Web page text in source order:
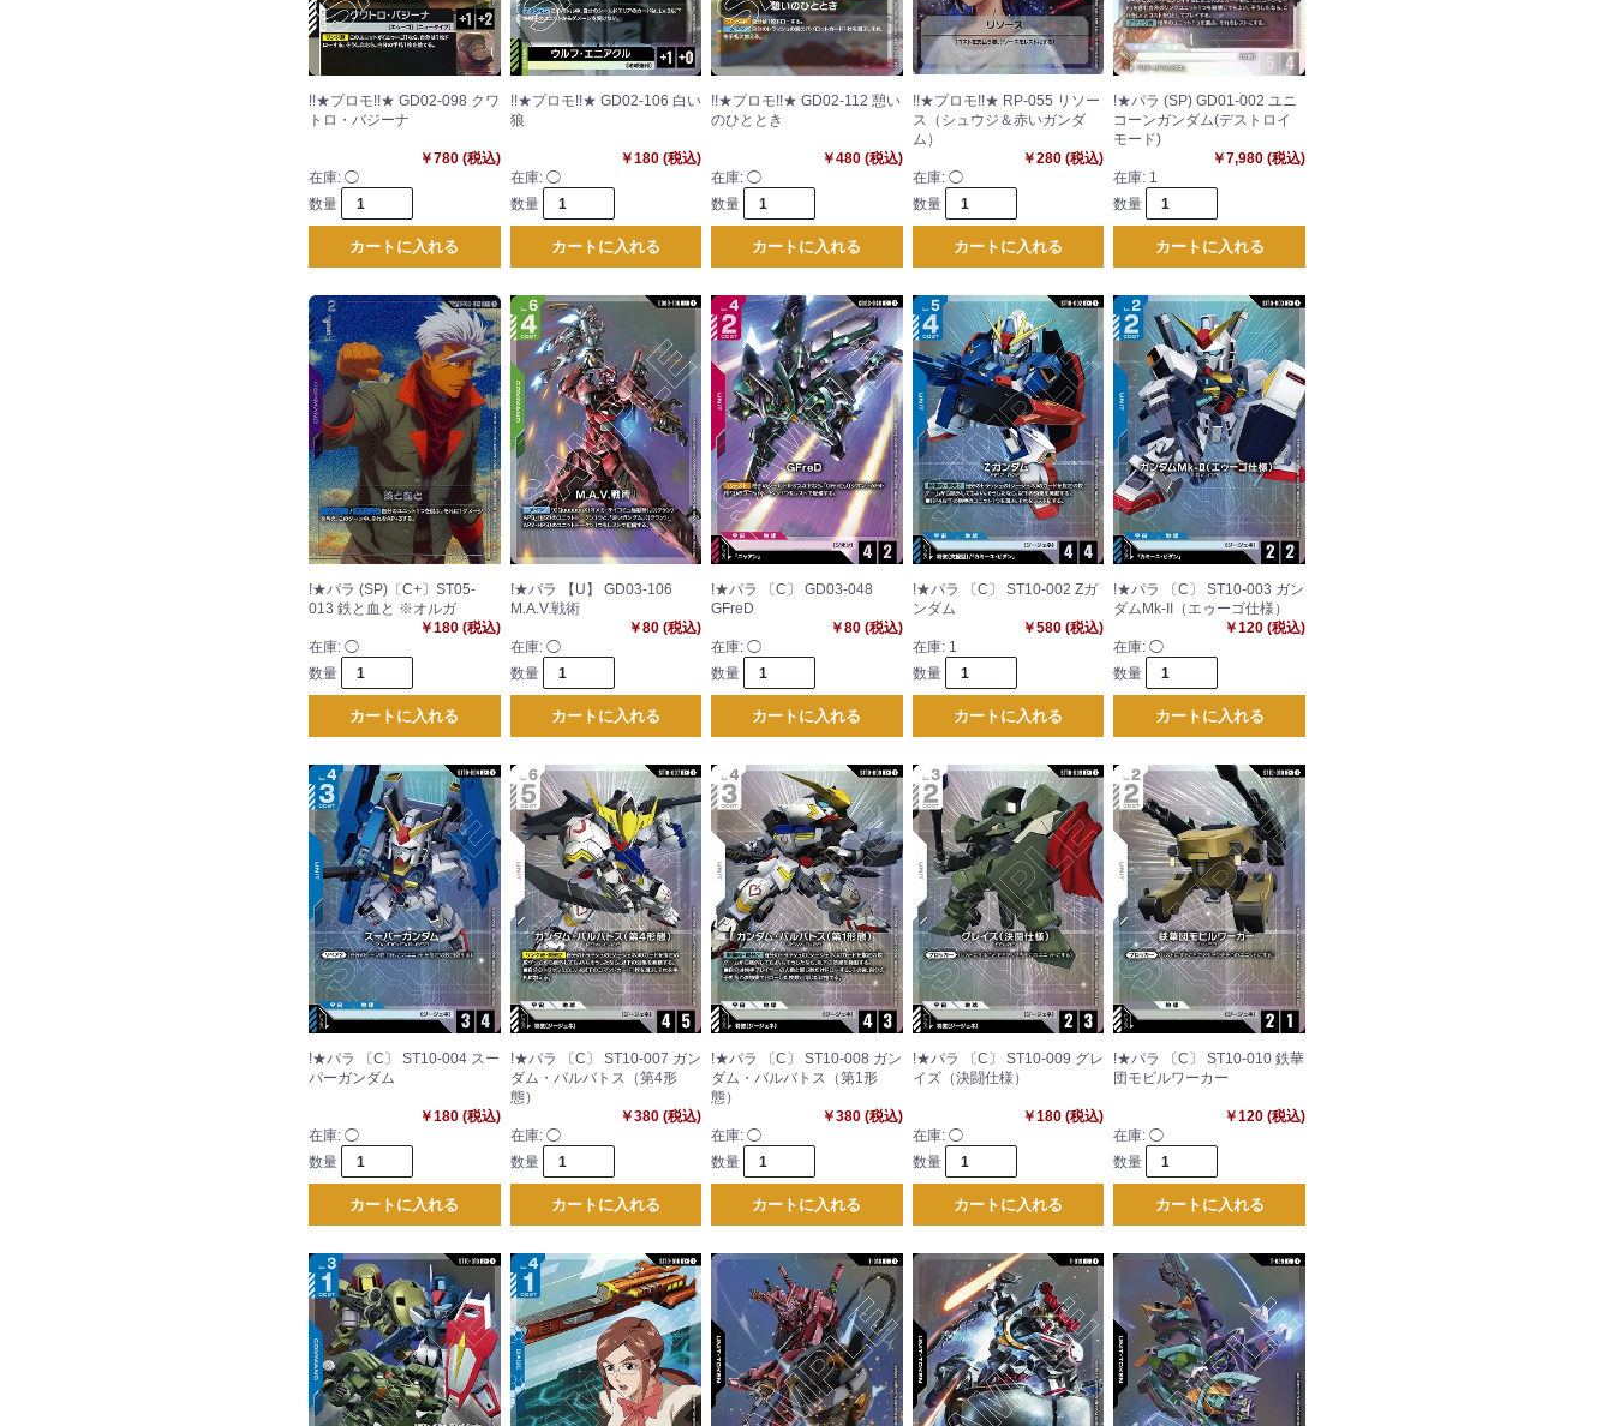
!!★プロモ!!★ GD02-098 クワ
トロ・バジーナ
￥780 (税込)
在庫: ◯
数量
カートに入れる
!!★プロモ!!★ GD02-106 白い
狼
￥180 (税込)
在庫: ◯
数量
カートに入れる
!!★プロモ!!★ GD02-112 憩い
のひととき
￥480 (税込)
在庫:◯
数量
カートに入れる
!!★プロモ!!★ RP-055 リソー
ス（シュウジ＆赤いガンダ
ム）
￥280 (税込)
在庫: ◯
数量
カートに入れる
!★パラ (SP) GD01-002 ユニ
コーンガンダム(デストロイ
モード)
￥7,980 (税込)
在庫: 1
数量
カートに入れる
!★パラ (SP)〔C+〕ST05-
013 鉄と血と ※オルガ
￥180 (税込)
在庫: ◯
数量
カートに入れる
!★パラ 【U】 GD03-106
M.A.V.戦術
￥80 (税込)
在庫: ◯
数量
カートに入れる
!★パラ 〔C〕 GD03-048
GFreD
￥80 (税込)
在庫:◯
数量
カートに入れる
!★パラ 〔C〕 ST10-002 Ζガ
ンダム
￥580 (税込)
在庫: 1
数量
カートに入れる
!★パラ 〔C〕 ST10-003 ガン
ダムMk-II（エゥーゴ仕様）
￥120 (税込)
在庫:◯
数量
カートに入れる
!★パラ 〔C〕 ST10-004 スー
パーガンダム
￥180 (税込)
在庫: ◯
数量
カートに入れる
!★パラ 〔C〕 ST10-007 ガン
ダム・バルバトス（第4形
態）
￥380 (税込)
在庫: ◯
数量
カートに入れる
!★パラ 〔C〕 ST10-008 ガン
ダム・バルバトス（第1形
態）
￥380 (税込)
在庫:◯
数量
カートに入れる
!★パラ 〔C〕 ST10-009 グレ
イズ（決闘仕様）
￥180 (税込)
在庫: ◯
数量
カートに入れる
!★パラ 〔C〕 ST10-010 鉄華
団モビルワーカー
￥120 (税込)
在庫:◯
数量
カートに入れる